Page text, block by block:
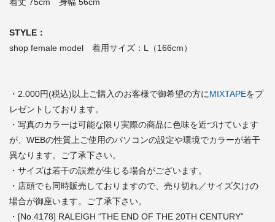
STYLE：
shop female model 着用サイズ：L（166cm）
・2.000円(税込)以上ご購入のお客様で御希望の方にMIXTAPEをプ
レゼントしております。
・写真のカラーは可能な限り実際の商品に色味を近づけています
が、WEBの性質上ご使用のパソコンの設定や環境でカラーが若干
異なります。ご了承下さい。
・サイズは若干の誤差が生じる場合がございます。
・店頭でも同時販売しておりますので、売り切れ／サイズ欠けの
場合が御座います。ご了承下さい。
・[No.4178] RALEIGH “THE END OF THE 20TH CENTURY”